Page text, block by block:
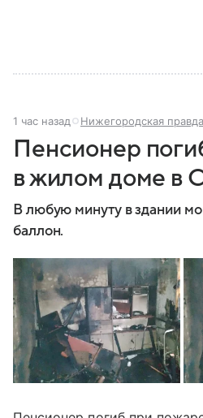
1 час назад Нижегородская правда
Пенсионер
в жилом доме в
В любую минуту в здании
баллон.